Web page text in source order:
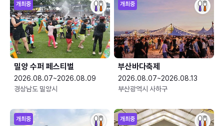
개최중
밀양 수퍼 페스티벌
2026.08.07~2026.08.09
경상남도 밀양시
개최중
부산바다축제
2026.08.07~2026.08.13
부산광역시 사하구
개최중 개최중